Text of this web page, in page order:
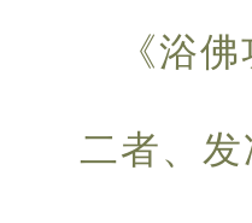
《浴
二者、